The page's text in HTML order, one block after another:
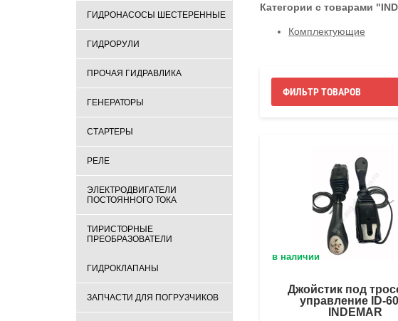
ГИДРОНАСОСЫ ШЕСТЕРЕННЫЕ
ГИДРОРУЛИ
ПРОЧАЯ ГИДРАВЛИКА
ГЕНЕРАТОРЫ
СТАРТЕРЫ
РЕЛЕ
ЭЛЕКТРОДВИГАТЕЛИ
ПОСТОЯННОГО ТОКА
ТИРИСТОРНЫЕ
ПРЕОБРАЗОВАТЕЛИ
ГИДРОКЛАПАНЫ
ЗАПЧАСТИ ДЛЯ ПОГРУЗЧИКОВ
Категории с товарами
Комплектующие
ФИЛЬТР ТОВАРОВ
в наличии
Джойстик под
управление ID-
INDEMAR